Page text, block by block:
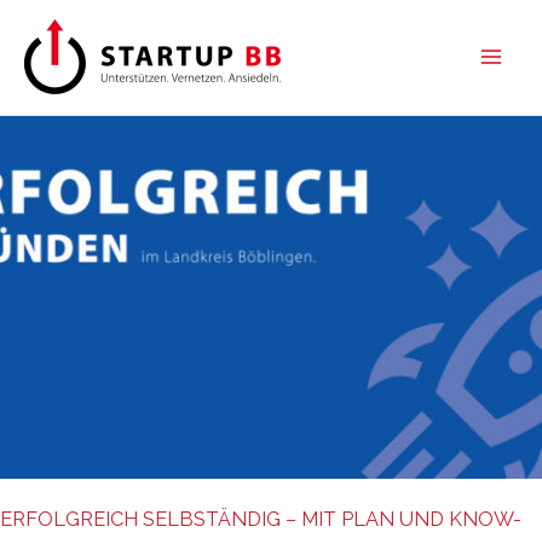
Inhalt
springen
ERFOLGREICH SELBSTÄNDIG – MIT PLAN UND KNOW-